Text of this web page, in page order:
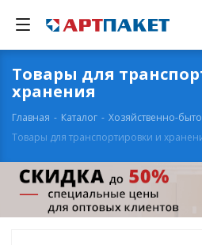
Товары для
хранения
Главная - Каталог - Хозяйственно-
Товары для транспортировки и